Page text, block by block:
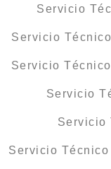
Servicio
Servicio
Servicio
Servicio
Servicio
Servicio